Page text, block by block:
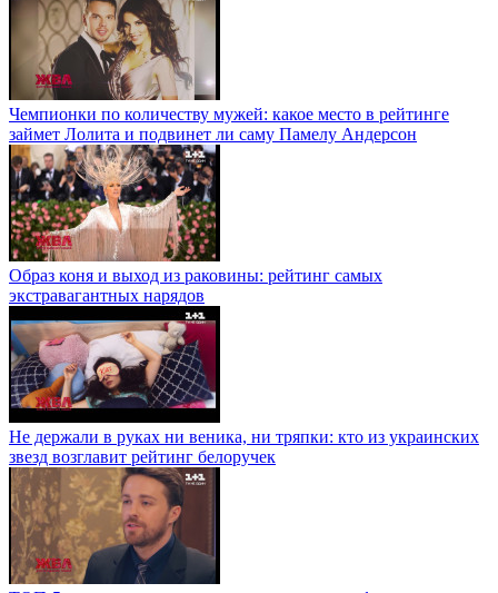
Чемпионки по количеству мужей: какое место в рейтинге
займет Лолита и подвинет ли саму Памелу Андерсон
Образ коня и выход из раковины: рейтинг самых
экстравагантных нарядов
Не держали в руках ни веника, ни тряпки: кто из украинских
звезд возглавит рейтинг белоручек